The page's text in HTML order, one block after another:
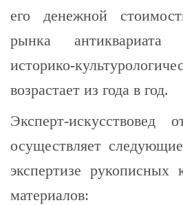
его денежной
рынка антиквариата
историко-
возрастает из года в год.
Эксперт-искусствовед
осуществляет
экспертизе
материалов: